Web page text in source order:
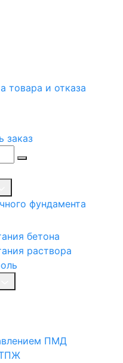
товара и отказа
заказ
фундамента
бетона
раствора
ПМД